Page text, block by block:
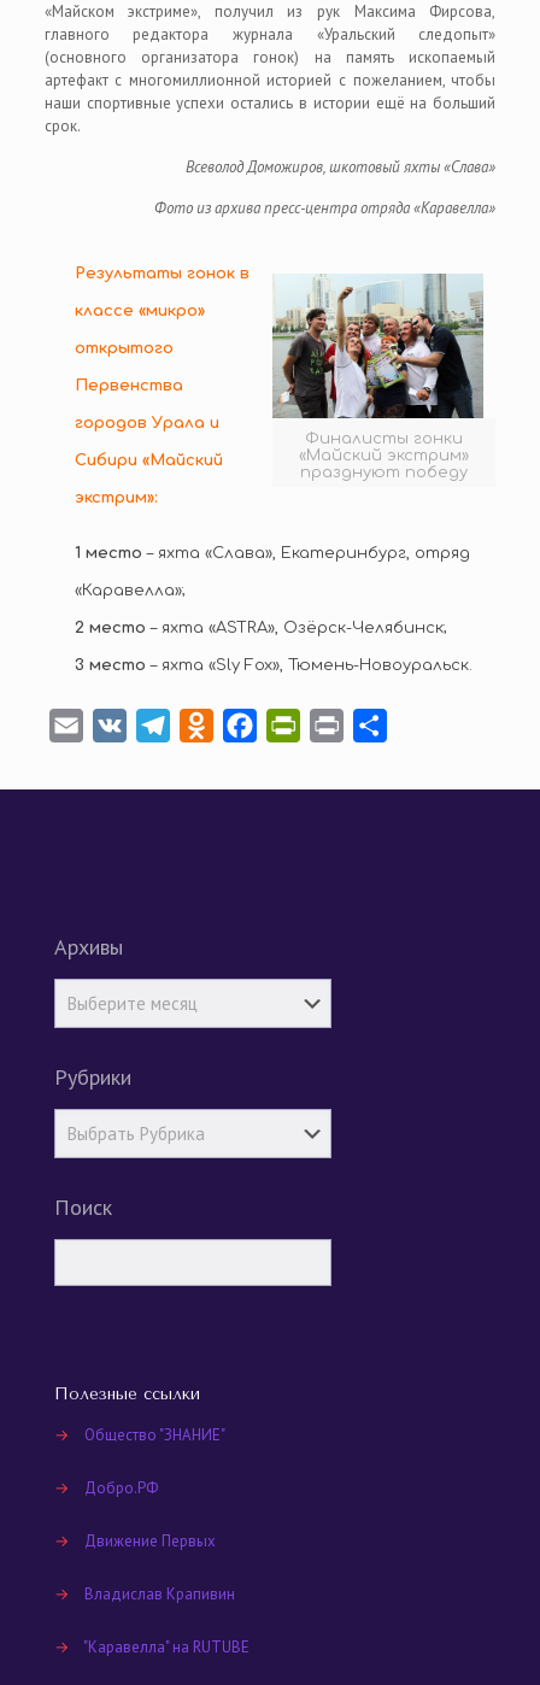
«Майском экстриме», получил из рук Максима Фирсова,
главного редактора журнала «Уральский следопыт»
(основного организатора гонок) на память ископаемый
артефакт с многомиллионной историей с пожеланием, чтобы
наши спортивные успехи остались в истории ещё на больший
срок.
Всеволод Доможиров, шкотовый яхты «Слава»
Фото из архива пресс-центра отряда«Каравелла»
Финалисты гонки
«Майский экстрим»
празднуют победу
Результаты гонок в
классе «микро»
открытого
Первенства
городов Урала и
Сибири «Майский
экстрим»:
1 место – яхта «Слава», Екатеринбург, отряд
«Каравелла»;
2 место – яхта «ASTRA», Озёрск-Челябинск;
3 место – яхта «Sly Fox», Тюмень-Новоуральск.
Email VK TelegramOdnoklassniki
FacebookPrintFriendly
Print
Архивы
Рубрики
Поиск
Полезные ссылки
→ Общество "ЗНАНИЕ"
→ Добро.РФ
→ Движение Первых
→ Владислав Крапивин
→ "Каравелла" на RUTUBE